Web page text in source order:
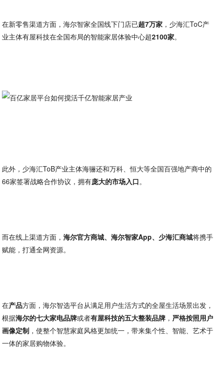
在新零售渠道方面，海尔智家全国线下门店已超7万家 ，少海汇ToC产
业主体有屋科技在全国布局的智能家居体验中心超2100家。
此外，少海汇ToB产业主体海骊还和万科、恒大等全国百强地产商中的
66家签署战略合作协议，拥有庞大的市场入口。
而在线上渠道方面，海尔官方商城、海尔智家App、少海汇商城将携手
赋能，打通全网资源。
在产品方面，海尔智选平台从满足用户生活方式的全屋生活场景出发，
根据海尔的七大家电品牌或者有屋科技的五大整装品牌 ， 严格按照用户
画像定制 ，使整个智慧家庭风格更加统一，带来集个性、智能、艺术于
一体的家居购物体验。